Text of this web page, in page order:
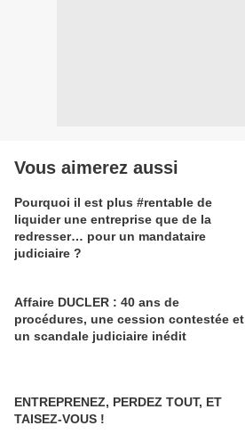
Vous aimerez aussi
Pourquoi il est plus #rentable de
liquider une entreprise que de la
redresser… pour un mandataire
judiciaire ?
Affaire DUCLER : 40 ans de
procédures, une cession contestée et
un scandale judiciaire inédit
ENTREPRENEZ, PERDEZ TOUT, ET
TAISEZ-VOUS !